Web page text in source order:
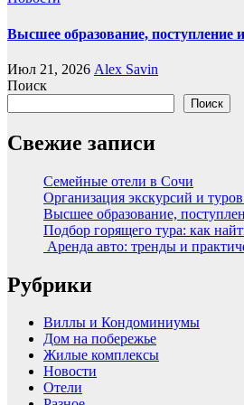
Высшее образование, поступление
Июл 21, 2026 Alex Savin
Поиск
Поиск
Свежие записи
Семейные отели в Сочи
Организация экскурсий и
Высшее образование,
Подбор горящего тура: как
Аренда авто: тренды и
Рубрики
Виллы и Кондоминиумы
Дом на побережье
Жилые комплексы
Новости
Отели